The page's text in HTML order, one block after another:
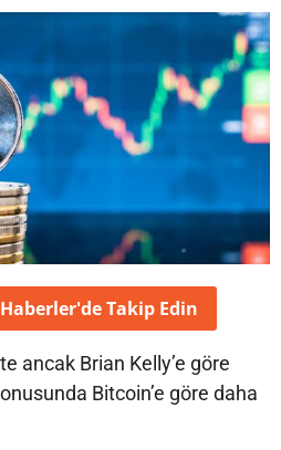
Takip Edin
ancak Brian Kelly’e göre
Bitcoin’e göre daha